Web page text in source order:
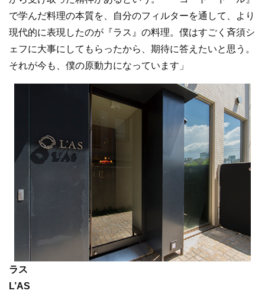
で学んだ料理の本質を、自分のフィルターを通して、より
現代的に表現したのが『ラス』の料理。僕はすごく斉須シ
ェフに大事にしてもらったから、期待に答えたいと思う。
それが今も、僕の原動力になっています」
ラス
L’AS